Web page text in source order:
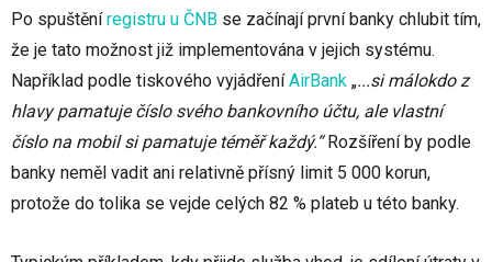
Po spuštěníregistru u ČNB se začínají první banky chlubit tím,
že je tato možnost již implementována v jejich systému.
Například podle tiskového vyjádřeníAirBank „...si málokdo z
hlavy pamatuje číslo svého bankovního účtu, ale vlastní
číslo na mobil si pamatuje téměř každý.“Rozšíření by podle
banky neměl vadit ani relativně přísný limit 5 000 korun,
protože do tolika se vejde celých 82 % plateb u této banky.